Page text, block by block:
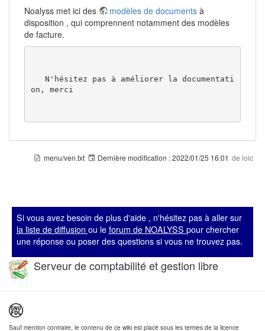
Noalyss met ici des
modèles de documents à
disposition , qui comprennent notamment des modèles
de facture.
on, merci
menu/ven.txt Dernière modification :2022/01/25 16:01 de loic
Si vous avez besoin de plus d'aide , n'hésitez pas à aller sur
la liste de diffusion ou le forum de NOALYSS pour chercher
une réponse ou poser des questions si vous ne trouvez pas.
Serveur de comptabilité et gestion libre
Sauf mention contraire, le contenu de ce wiki est placé sous les termes de la licence